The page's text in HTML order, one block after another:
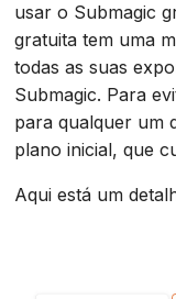
usar o Submagic
gratuita tem uma
todas as suas
Submagic. Para
para qualquer um
plano inicial, que
Aqui está um